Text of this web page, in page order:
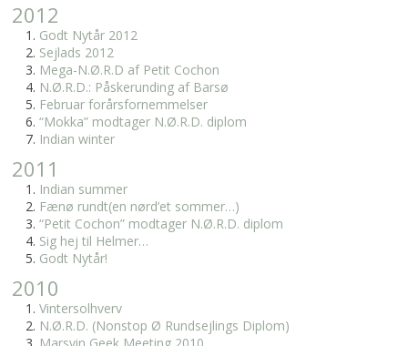
2012
Godt Nytår 2012
Sejlads 2012
Mega-N.Ø.R.D af Petit Cochon
N.Ø.R.D.: Påskerunding af Barsø
Februar forårsfornemmelser
“Mokka” modtager N.Ø.R.D. diplom
Indian winter
2011
Indian summer
Fænø rundt(en nørd’et sommer…)
“Petit Cochon” modtager N.Ø.R.D. diplom
Sig hej til Helmer…
Godt Nytår!
2010
Vintersolhverv
N.Ø.R.D. (Nonstop Ø Rundsejlings Diplom)